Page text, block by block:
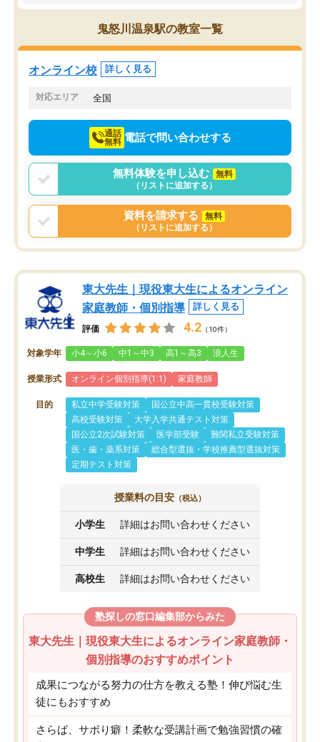
思っていました。何が今足りないのか
を的確に指導いただき、子どももびっ
くりするほど楽しんでやる気を持って
塾を受けています。狙い通り、少しず
つ成績も上がり、苦手意識も無くなっ
てきたので、さらに苦手な数学も追加
でお願いしました。来年の高校受験に
スト、多少お金がかかっ
思い切って入塾してよか
鬼怒川温泉駅の教室一覧
オンライン校 詳しく見る
対応エリア 全国
通話
無料 電話で問い合わせする
無料体験を申し込む
無料
（リストに追加する）
資料を請求する
無料
（リストに追加する）
東大先生｜現役東大生によるオンライン
家庭教師・個別指導
詳しく見る
評価 4.2 （10件）
対象学年 小4～小6 中1～中3 高1～高3 浪人生
授業形式 オンライン個別指導(1:1) 家庭教師
目的 私立中学受験対策
国公立中高一貫校受験対策
高校受験対策
大学入学共通テスト対策
国公立2次試験対策
医学部受験
難関私立受験対策
医・歯・薬系対策
総合型選抜・学校推薦型選抜対策
定期テスト対策
授業料の目安 （税込）
小学生 詳細はお問い合わせください
中学生 詳細はお問い合わせください
高校生 詳細はお問い合わせください
塾探しの窓口編集部からみた
東大先生｜現役東大生によるオンライン家庭教師・
個別指導のおすすめポイント
成果につながる努力の仕方を教える塾！伸び悩む生
徒にもおすすめ
さらば、サボり癖！柔軟な受講計画で勉強習慣の確